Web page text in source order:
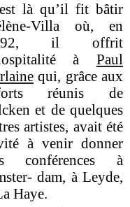
là qu’il fit bâtir
Villa où, en
il offrit
à Paul
qui, grâce aux
réunis de
et de quelques
artistes, avait été
à venir donner
conférences à
dam, à Leyde,
Haye.